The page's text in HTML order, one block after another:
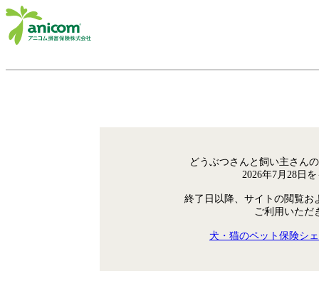
どうぶつさんと飼い主さん
2026年7月28日
終了日以降、サイトの閲覧お
ご利用いただ
犬・猫のペット保険シ